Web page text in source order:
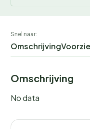
Snel naar:
Omschrijving
Omschrijving
No data